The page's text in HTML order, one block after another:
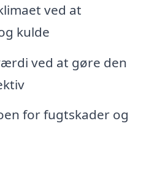
ved at
kulde
ved at gøre den
for fugtskader og